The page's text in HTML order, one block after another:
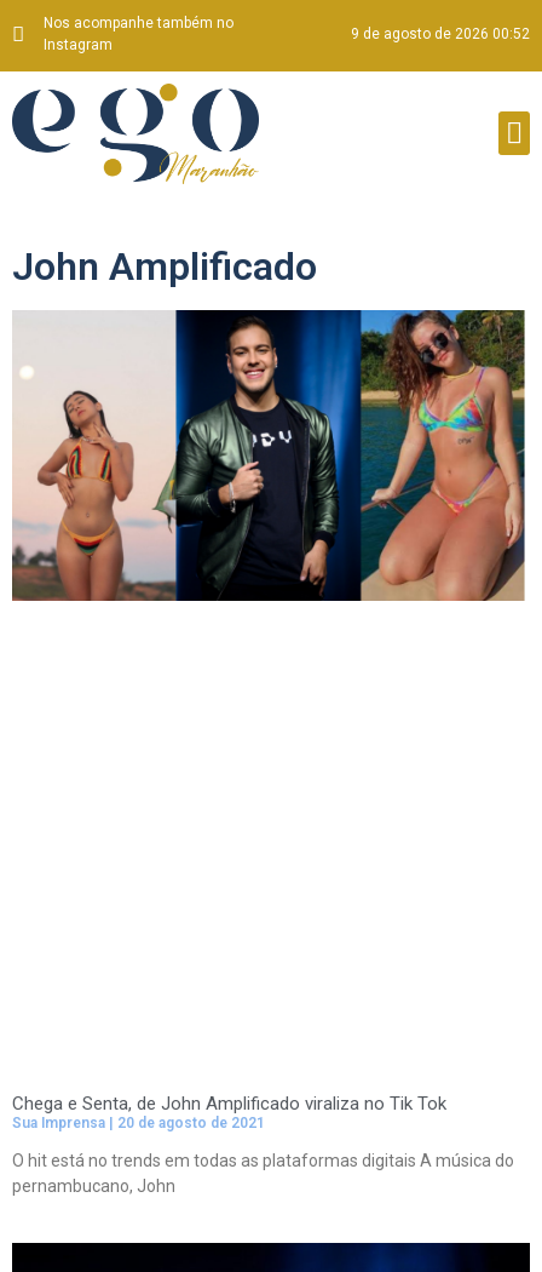
Nos acompanhe também no
Instagram
9 de agosto de 2026 00:52
John Amplificado
Chega e Senta, de John Amplificado viraliza no Tik Tok
Sua Imprensa 20 de agosto de 2021
O hit está no trends em todas as plataformas digitais A música do
pernambucano, John